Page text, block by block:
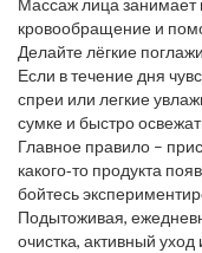
подойдут после сна, а
блеску.
Массаж лица занимает
кровообращение и
Делайте лёгкие
используя кончики
Если в течение дня
спреи или легкие
сумке и быстро
Главное правило –
какого‑то продукта
бойтесь
средствами, чтобы
Подытоживая,
очистка, активный